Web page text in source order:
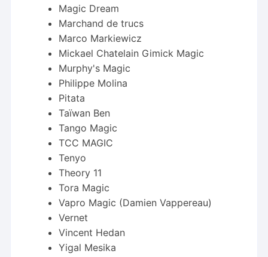
Magic Dream
Marchand de trucs
Marco Markiewicz
Mickael Chatelain Gimick Magic
Murphy's Magic
Philippe Molina
Pitata
Taïwan Ben
Tango Magic
TCC MAGIC
Tenyo
Theory 11
Tora Magic
Vapro Magic (Damien Vappereau)
Vernet
Vincent Hedan
Yigal Mesika